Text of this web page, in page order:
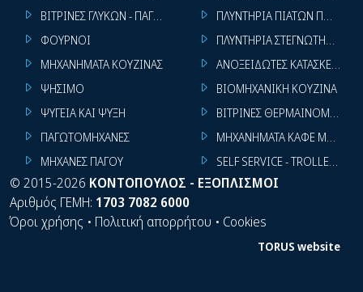
ΒΙΤΡΙΝΕΣ ΓΛΥΚΩΝ - ΠΑΓΩΤΩΝ
ΦΟΥΡΝΟΙ
ΜΗΧΑΝΗΜΑΤΑ ΚΟΥΖΙΝΑΣ
ΨΗΣΙΜΟ
ΨΥΓΕΙΑ ΚΑΙ ΨΥΞΗ
ΠΑΓΩΤΟΜΗΧΑΝΕΣ
ΜΗΧΑΝΕΣ ΠΑΓΟΥ
ΠΛΥΝΤΗΡΙΑ ΠΙΑΤΩΝ
ΠΛΥΝΤΗΡΙΑ ΣΤΕΓΝΩΤΗΡΙΑ
ΑΝΟΞΕΙΔΩΤΕΣ ΚΑΤΑΣΚΕΥΕΣ
ΒΙΟΜΗΧΑΝΙΚΗ ΚΟΥΖΙΝΑ
ΒΙΤΡΙΝΕΣ ΘΕΡΜΑΙΝΟΜΕΝΕΣ
ΜΗΧΑΝΗΜΑΤΑ ΚΑΦΕ ΜΠΑΡ
SELF SERVICE - TROLLEY -
© 2015-2026 ΚΟΝΤΟΠΟΥΛΟΣ - ΕΞΟΠΛΙΣΜΟΙ
Αριθμός ΓΕΜΗ: 1703 7082 6000
Όροι χρήσης • Πολιτική απορρήτου • Cookies
TORUS website